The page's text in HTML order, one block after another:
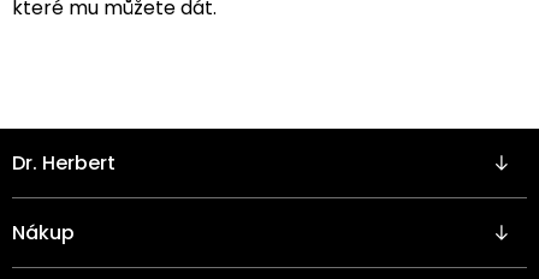
které mu můžete dát.
á
p
a
Dr. Herbert
Nákup